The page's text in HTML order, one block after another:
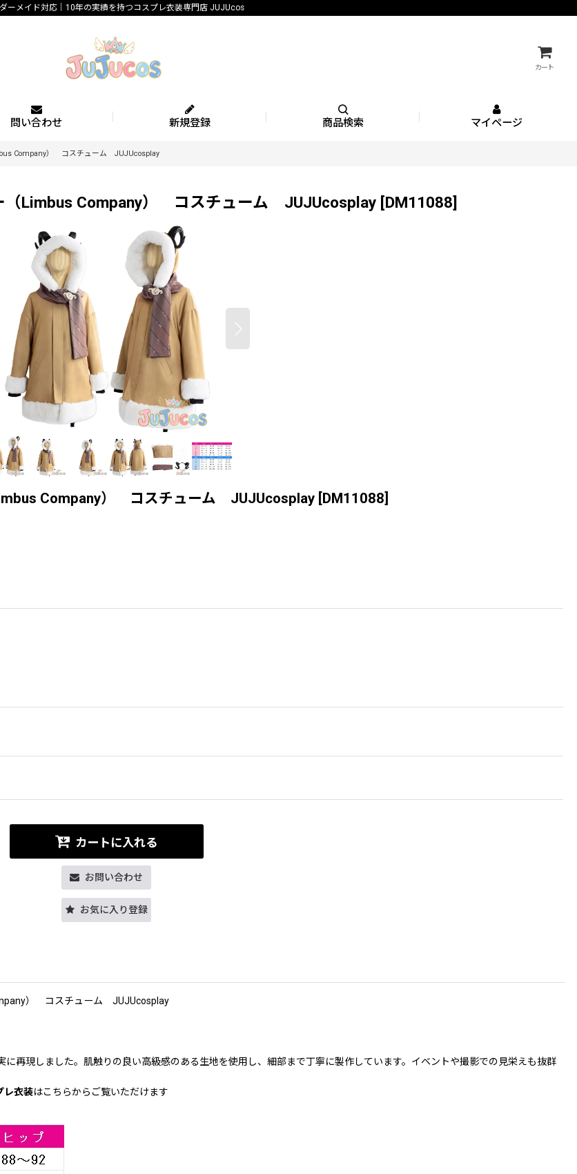
ーメイド対応｜10年の実績を持つコスプレ衣装専門店 JUJUcos
カート
問い合わせ 新規登録 商品検索 マイページ
Company） コスチューム JUJUcosplay
Limbus Company） コスチューム JUJUcosplay [DM11088]
Company） コスチューム JUJUcosplay [DM11088]
カートに入れる
お問い合わせ
お気に入り登録
） コスチューム JUJUcosplay
現しました。肌触りの良い高級感のある生地を使用し、細部まで丁寧に製作しています。イベントや撮影での見栄えも抜群
レ衣装はこちらからご覧いただけます